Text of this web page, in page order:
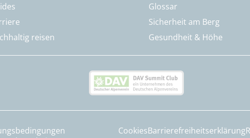
reisen
Glossar
Sicherheit am Berg
Gesundheit & Höhe
CookiesBarrierefreiheitserklärung